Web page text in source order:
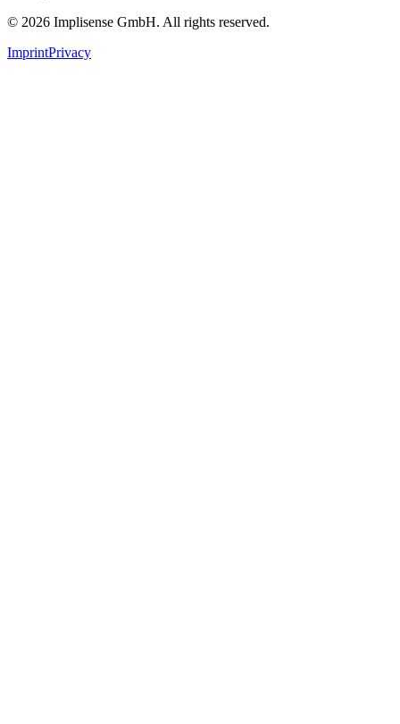
© 2026 Implisense GmbH. All rights reserved.
ImprintPrivacy